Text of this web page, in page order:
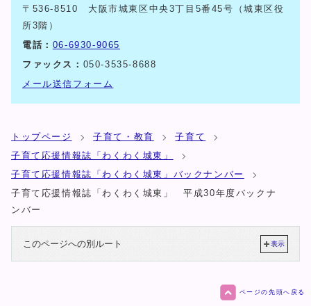
〒536-8510 大阪市城東区中央3丁目5番45号（城東区役
所3階）
電話： 06-6930-9065
ファックス： 050-3535-8688
メール送信フォーム
トップページ 子育て・教育
子育て
子育て応援情報誌「わくわく城東」
子育て応援情報誌「わくわく城東」バックナンバー
子育て応援情報誌「わくわく城東」 平成30年度バックナ
ンバー
このページへの別ルート 表示
ページの先頭へ戻る